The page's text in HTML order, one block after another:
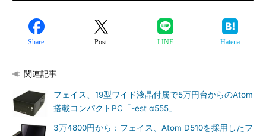
Share Post LINE Hatena
関連記事
フェイス、19型ワイド液晶付属で5万円台からのAtom
搭載コンパクトPC「-est α555」
3万4800円から：フェイス、Atom D510を採用したフ